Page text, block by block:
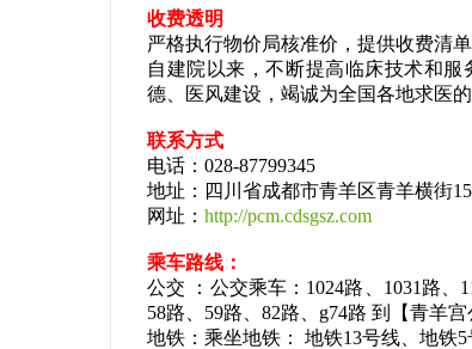
收费透明
严格执行物价局核准价，提供收费清
自建院以来，不断提高临床技术和
德、医风建设，竭诚为全国各地求医
联系方式
电话：028-87799345
地址：四川省成都市青羊区青羊横街
网址： http://pcm.cdsgsz.com
乘车路线：
公交 ：公交乘车：1024路、1031路、
58路、59路、82路、g74路 到【青羊
地铁：乘坐地铁： 地铁13号线、地铁